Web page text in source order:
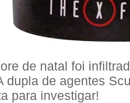
de natal foi
dupla de agentes
para investigar!